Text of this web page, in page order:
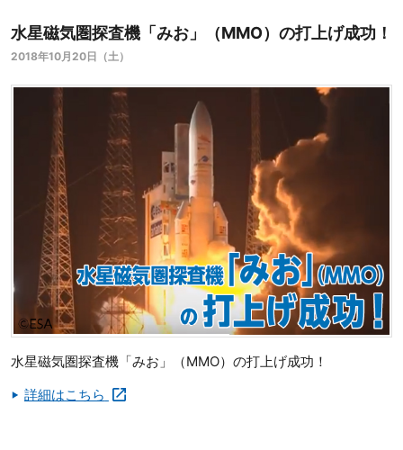
水星磁気圏探査機「みお」（MMO）の打上げ成功！
2018年10月20日（土）
水星磁気圏探査機「みお」（MMO）の打上げ成功！
詳細はこちら